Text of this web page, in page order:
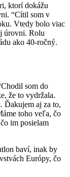
ktorí dokážu
“Cítil som v
Vtedy bolo viac
úrovni. Rolu
ako 40-ročný.
som do
že to vydržala.
Ďakujem aj za to,
toho veľa, čo
im posielam
baví, inak by
Európy, čo